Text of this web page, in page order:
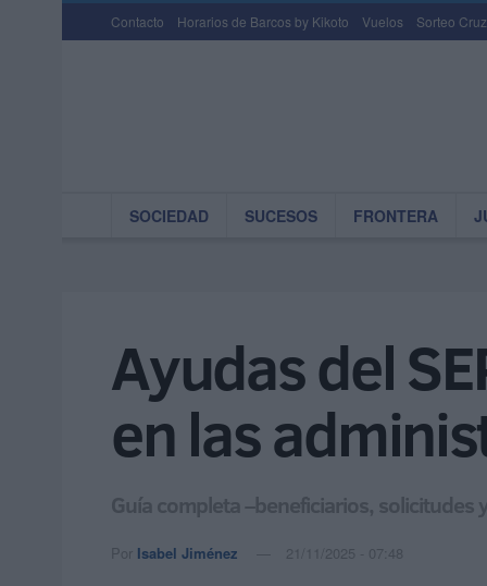
Contacto Horarios de Barcos by Kikoto Vuelos Sorteo
SOCIEDAD SUCESOS FRONTERA
Ayudas del
en las
Guía completa –beneficiarios, solicitudes
Por Isabel Jiménez 21/11/2025 - 07:48